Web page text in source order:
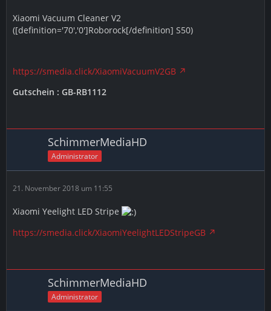
Xiaomi Vacuum Cleaner V2
([definition='70','0']Roborock[/definition] S50)
https://smedia.click/XiaomiVacuumV2GB
Gutschein : GB-RB1112
SchimmerMediaHD
Administrator
21. November 2018 um 11:55
Xiaomi Yeelight LED Stripe
https://smedia.click/XiaomiYeelightLEDStripeGB
SchimmerMediaHD
Administrator